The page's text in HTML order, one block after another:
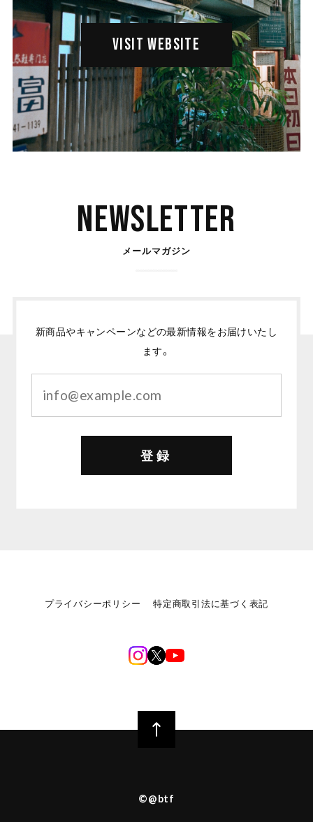
VISIT WEBSITE
Newsletter
メールマガジン
新商品やキャンペーンなどの最新情報をお届けいたし
ます。
登録
プライバシーポリシー 特定商取引法に基づく表記
©︎@btf